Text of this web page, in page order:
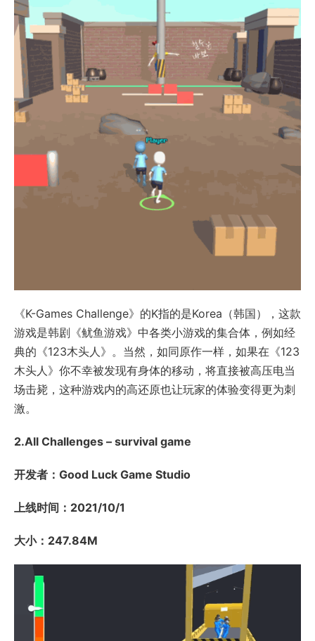
《K-Games Challenge》的K指的是Korea（韩国），这款
游戏是韩剧《鱿鱼游戏》中各类小游戏的集合体，例如经
典的《123木头人》。当然，如同原作一样，如果在《123
木头人》你不幸被发现有身体的移动，将直接被高压电当
场击毙，这种游戏内的高还原也让玩家的体验变得更为刺
激。
2.All Challenges – survival game
开发者：Good Luck Game Studio
上线时间：2021/10/1
大小：247.84M